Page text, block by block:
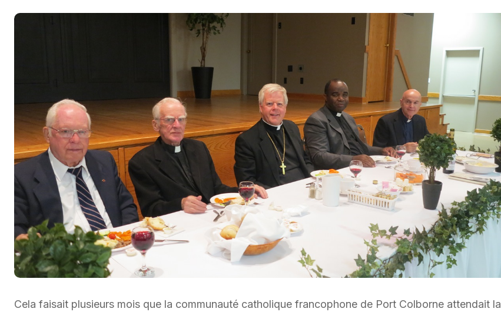
Cela faisait plusieurs mois que la communauté catholique francophone de Port Colborne attendait la